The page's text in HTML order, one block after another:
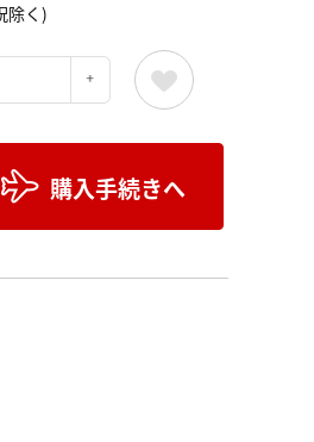
除く)
購入手続きへ